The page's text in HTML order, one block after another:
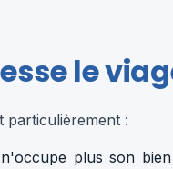
le
particulièrement :
plus son